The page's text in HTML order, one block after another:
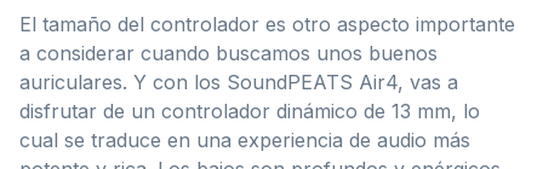
El tamaño del controlador es otro aspecto importante
a considerar cuando buscamos unos buenos
auriculares. Y con los SoundPEATS Air4, vas a
disfrutar de un controlador dinámico de 13 mm, lo
cual se traduce en una experiencia de audio más